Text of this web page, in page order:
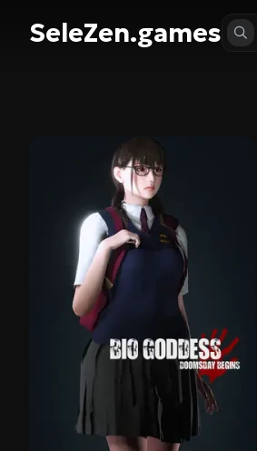
SeleZen.games